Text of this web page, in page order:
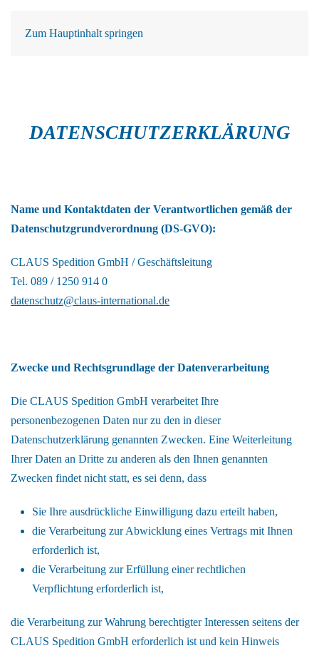
Zum Hauptinhalt springen
DATENSCHUTZERKLÄRUNG
Name und Kontaktdaten der Verantwortlichen gemäß der
Datenschutzgrundverordnung (DS-GVO):
CLAUS Spedition GmbH / Geschäftsleitung
Tel. 089 / 1250 914 0
datenschutz@claus-international.de
Zwecke und Rechtsgrundlage der Datenverarbeitung
Die CLAUS Spedition GmbH verarbeitet Ihre
personenbezogenen Daten nur zu den in dieser
Datenschutzerklärung genannten Zwecken. Eine Weiterleitung
Ihrer Daten an Dritte zu anderen als den Ihnen genannten
Zwecken findet nicht statt, es sei denn, dass
Sie Ihre ausdrückliche Einwilligung dazu erteilt haben,
die Verarbeitung zur Abwicklung eines Vertrags mit Ihnen
erforderlich ist,
die Verarbeitung zur Erfüllung einer rechtlichen
Verpflichtung erforderlich ist,
die Verarbeitung zur Wahrung berechtigter Interessen seitens der
CLAUS Spedition GmbH erforderlich ist und kein Hinweis